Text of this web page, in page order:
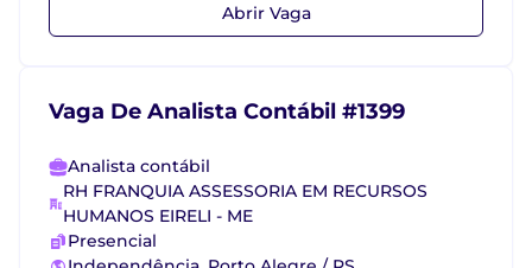
Abrir Vaga
Vaga De Analista Contábil #1399
Analista contábil
RH FRANQUIA ASSESSORIA EM RECURSOS
HUMANOS EIRELI - ME
Presencial